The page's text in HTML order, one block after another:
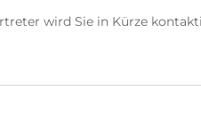
wird Sie in Kürze